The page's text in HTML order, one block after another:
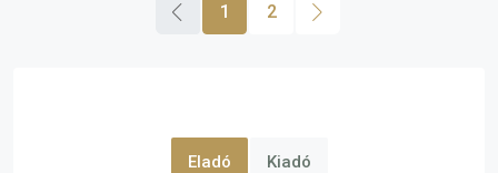
1 2
Eladó
Kiadó